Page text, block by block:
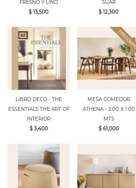
FRESNO Y LINO
$ 13,500
SUAR
$ 12,300
LIBRO DECO - THE
ESSENTIALS THE ART OF
INTERIOR
$ 3,400
MESA COMEDOR
ATHENA - 2.00 X 1.00
MTS
$ 61,000